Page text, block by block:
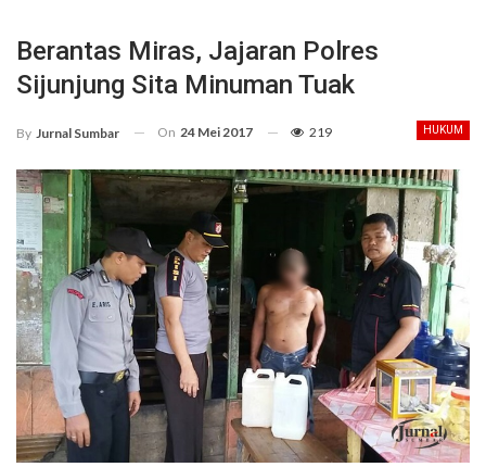
Berantas Miras, Jajaran Polres
Sijunjung Sita Minuman Tuak
HUKUM
By Jurnal Sumbar On 24 Mei 2017 219